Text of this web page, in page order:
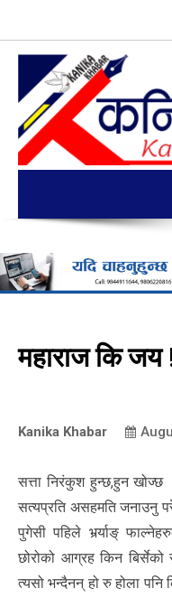
महाराज कि जय
Kanika Khabar
सत्ता निरंकुश हुन्छ,हुन खोज्छ
सत्यप्रति असहमति जनाउनु
पुगेसी पहिले भर्र्याङ्
छोरोको आग्रह किन बिर्सेको
त्यसो भन्दैनन् हो रु होला